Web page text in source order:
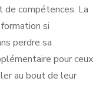
de compétences. La
si
perdre sa
pour ceux
au bout de leur